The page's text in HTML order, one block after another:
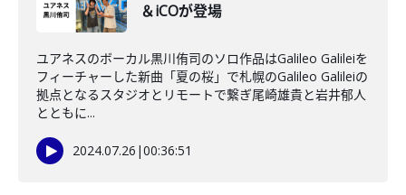
＆iCOが登場
ユアネスのボーカル黒川侑司のソロ作品はGalileo Galileiを
フィーチャーした新曲「夏の桜」で札幌のGalileo Galileiの
拠点となるスタジオとリモートで繋ぎ尾崎雄貴と岩井郁人
とともに...
2024.07.26 |00:36:51